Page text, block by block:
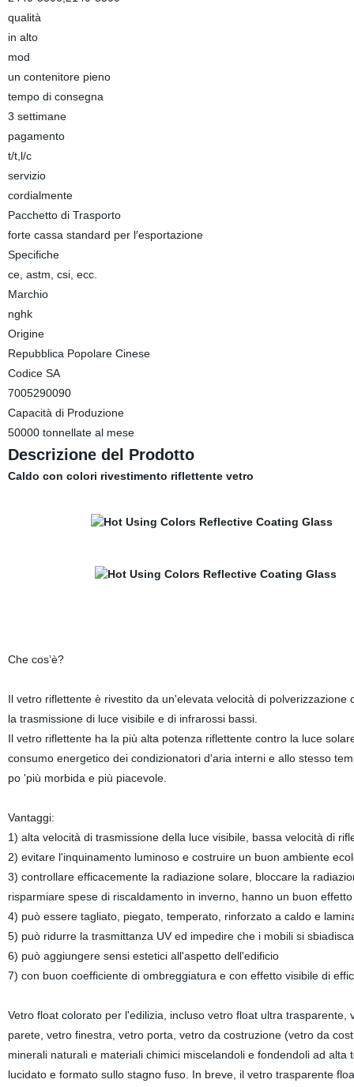
qualità
in alto
mod
un contenitore pieno
tempo di consegna
3 settimane
pagamento
t/t,l/c
servizio
cordialmente
Pacchetto di Trasporto
forte cassa standard per l′esportazione
Specifiche
ce, astm, csi, ecc.
Marchio
nghk
Origine
Repubblica Popolare Cinese
Codice SA
7005290090
Capacità di Produzione
50000 tonnellate al mese
Descrizione del Prodotto
Caldo con colori rivestimento riflettente vetro
Che cos’è?
Il vetro riflettente è rivestito da un'elevata velocità di
la trasmissione di luce visibile e di infrarossi bassi.
Il vetro riflettente ha la più alta potenza riflettente contro la luce
consumo energetico dei condizionatori d'aria interni e allo stesso
po 'più morbida e più piacevole.
Vantaggi:
1) alta velocità di trasmissione della luce visibile, bassa velocità di
2) evitare l'inquinamento luminoso e costruire un buon ambiente
3) controllare efficacemente la radiazione solare, bloccare la
risparmiare spese di riscaldamento in inverno, hanno un buon
4) può essere tagliato, piegato, temperato, rinforzato a caldo e
5) può ridurre la trasmittanza UV ed impedire che i mobili si
6) può aggiungere sensi estetici all'aspetto dell'edificio
7) con buon coefficiente di ombreggiatura e con effetto visibile di
Vetro float colorato per l'edilizia, incluso vetro float ultra
parete, vetro finestra, vetro porta, vetro da costruzione (vetro da
minerali naturali e materiali chimici miscelandoli e fondendoli ad
lucidato e formato sullo stagno fuso. In breve, il vetro trasparente